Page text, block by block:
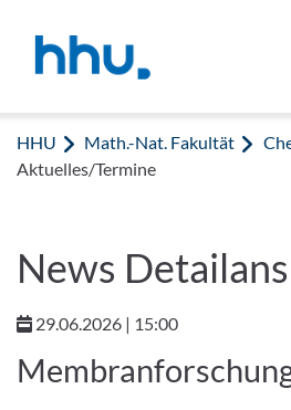
HHU Math.-Nat. Fakultät
Aktuelles/Termine
News
29.06.2026 | 15:00